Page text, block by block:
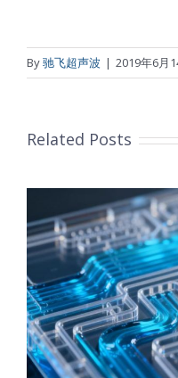
By驰飞超声波 | 2019年6月
Related Posts
超声波